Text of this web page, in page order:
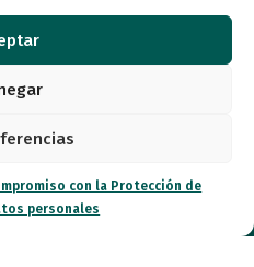
con la Protección de
personales